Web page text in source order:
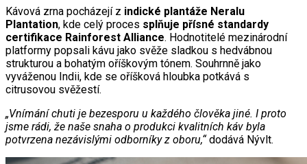
Kávová zrna pocházejí z indické plantáže Neralu
Plantation, kde celý proces splňuje přísné standardy
certifikace Rainforest Alliance. Hodnotitelé mezinárodní
platformy popsali kávu jako svěže sladkou s hedvábnou
strukturou a bohatým oříškovým tónem. Souhrnně jako
vyváženou Indii, kde se oříšková hloubka potkává s
citrusovou svěžestí.
„Vnímání chuti je bezesporu u každého člověka jiné. I proto
jsme rádi, že naše snaha o produkci kvalitních káv byla
potvrzena nezávislými odborníky z oboru,“dodává Nývlt.